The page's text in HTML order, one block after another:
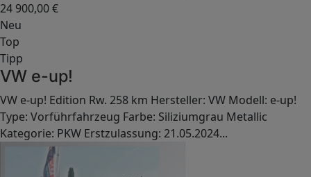
24 900,00€
Neu
Top
Tipp
VW e-up!
VW e-up! Edition Rw. 258 km Hersteller: VW Modell: e-up!
Type: Vorführfahrzeug Farbe: Siliziumgrau Metallic
Kategorie: PKW Erstzulassung: 21.05.2024...